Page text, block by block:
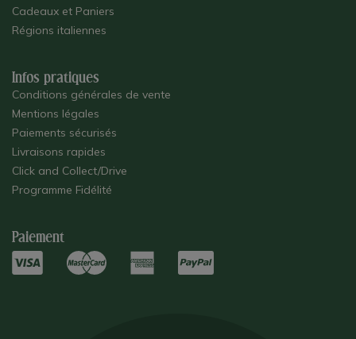
Cadeaux et Paniers
Régions italiennes
Infos pratiques
Conditions générales de vente
Mentions légales
Paiements sécurisés
Livraisons rapides
Click and Collect/Drive
Programme Fidélité
Paiement